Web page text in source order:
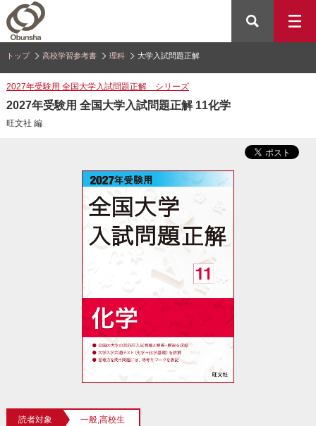
トップ 高校学習参考書 理科 大学入試問題正解
2027年受験用 全国大学入試問題正解 シリーズ
2027年受験用 全国大学入試問題正解 11化学
旺文社 編
読者対象 一般,高校生